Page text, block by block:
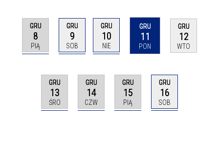
GRU
8
PIĄ
GRU
9
SOB
GRU
10
NIE
GRU
11
PON
GRU
12
WTO
GRU
13
ŚRO
GRU
14
CZW
GRU
15
PIĄ
GRU
16
SOB